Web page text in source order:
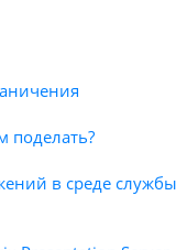
поделать?
в среде службы